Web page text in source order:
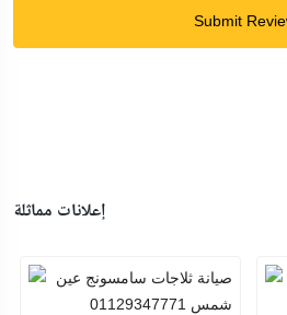
Submit
إعلانات مماثلة